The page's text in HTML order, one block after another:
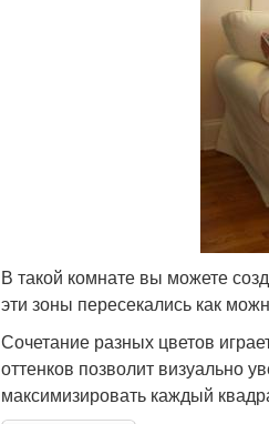
В такой комнате вы можете
эти зоны пересекались как
Сочетание разных цветов
оттенков позволит визуально
максимизировать каждый